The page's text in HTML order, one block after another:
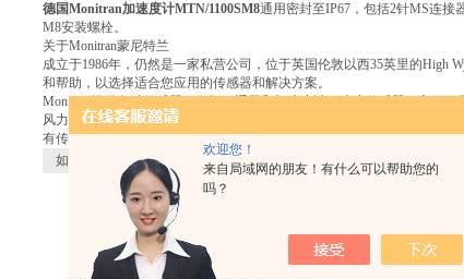
欢迎您！
来自局域网的朋友！有什么可以帮助您的
吗？
德国Monitran加速度计MTN/1100SM8通用密封至IP67，包括2针MS连接
M8安装螺栓。
关于Monitran蒙尼特兰
成立于1986年，仍然是一家私营公司，位于英国伦敦以西35英里的High
和帮助，以选择适合您应用的传感器和解决方案。
Monitran提供各种传感器，包括：通用和加速度计，速度传感器。它们
风力涡轮机，采矿和石油和天然气工业。作为OEM，Monitran还可以提
有传感器提供双输出，例如加速度，温度和速度加速度。还有传感器，
如果你对
德国Monitran加速度计MTN/1100SM8感兴趣，想了解更详细
产品：